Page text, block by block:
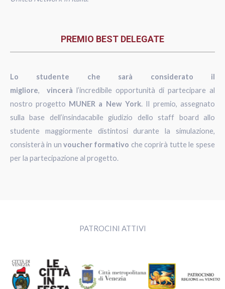
PREMIO BEST DELEGATE
Lo studente che sarà considerato il
migliore, vincerà l’incredibile opportunità di partecipare al
nostro progetto MUNER a New York. Il premio, assegnato
sulla base dell’insindacabile giudizio dello staff board allo
studente maggiormente distintosi durante la simulazione,
consisterà in un voucher formativo che coprirà tutte le spese
per la partecipazione al progetto.
PATROCINI ATTIVI